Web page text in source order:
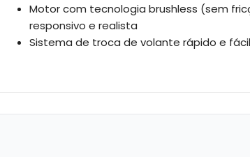
Motor com tecnologia brushless (sem
responsivo e realista
Sistema de troca de volante rápido e